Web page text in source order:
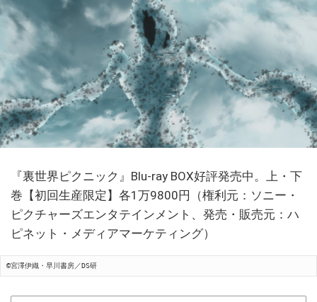
『裏世界ピクニック』Blu-ray BOX好評発売中。上・下
巻【初回生産限定】各1万9800円（権利元：ソニー・
ピクチャーズエンタテインメント、発売・販売元：ハ
ピネット・メディアマーケティング）
©宮澤伊織・早川書房／DS研